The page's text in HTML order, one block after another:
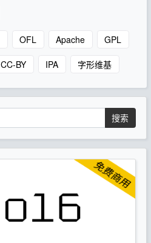
OFL Apache GPL
CC-BY IPA 字形维基
搜索